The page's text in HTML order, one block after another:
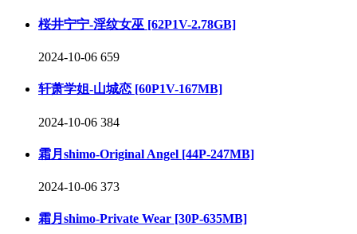
桜井宁宁-淫纹女巫 [62P1V-2.78GB]
2024-10-06 659
轩萧学姐-山城恋 [60P1V-167MB]
2024-10-06 384
霜月shimo-Original Angel [44P-247MB]
2024-10-06 373
霜月shimo-Private Wear [30P-635MB]